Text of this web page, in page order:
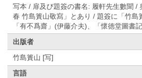
写本 / 扉及び題簽の書名: 履軒先生數聞 /
春 竹島簣山敬寫」とあり / 題簽に「竹島
「有不爲齋」(伊藤介夫)、「懷徳堂圖書
出版者
竹島簣山 [写]
言語